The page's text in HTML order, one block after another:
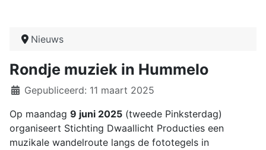
Nieuws
Rondje muziek in Hummelo
DetailsGepubliceerd: 11 maart 2025
Op maandag 9 juni 2025 (tweede Pinksterdag)
organiseert Stichting Dwaallicht Producties een
muzikale wandelroute langs de fototegels in